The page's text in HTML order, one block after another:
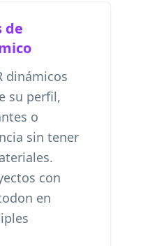
de
dinámicos
su perfil,
o
sin tener
con
en